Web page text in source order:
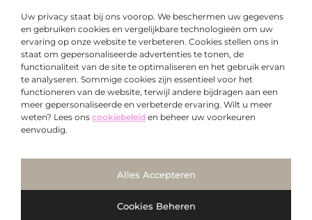
Uw privacy staat bij ons voorop. We beschermen uw gegevens
en gebruiken cookies en vergelijkbare technologieën om uw
ervaring op onze website te verbeteren. Cookies stellen ons in
staat om gepersonaliseerde advertenties te tonen, de
functionaliteit van de site te optimaliseren en het gebruik ervan
te analyseren. Sommige cookies zijn essentieel voor het
functioneren van de website, terwijl andere bijdragen aan een
meer gepersonaliseerde en verbeterde ervaring. Wilt u meer
weten? Lees ons cookiebeleid en beheer uw voorkeuren
eenvoudig.
Alles Accepteren
Cookies Beheren
Over
Bedrijf
“Ontdek een wereld van boeiende blogs en artikelen die
je zowel inspireren als informeren.”
Bij Exclusiefbedrijf.nl draait alles om het leveren van
kwalitatieve inzichten en verhalen die jouw dagelijks leven
verrijken en je uitdagen om verder te denken.
www.exclusiefbedrijf.nl